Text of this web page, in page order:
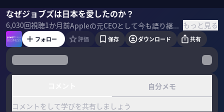
なぜジョブズは日本を愛したのか？
6,030回視聴1か月前 Appleの元CEOとして今も語り継がれるスティーブ・ジョブズ。実は初代マッキントッシュの発表時、デモ画面に「日本の版画」を映し出していた。なぜジョブズはそれほど日本を愛したのか？長年取材を続けた元NHK記者の佐伯健太郎氏に聞いた。 ＜ゲスト＞ 佐伯健太郎｜元・NHK記者 1987年にNHKに入局。主に記者として東京などで勤務しジョブズが日本文化から受けた影響の取材がライフワークになる。番組「日本に憧れ日本に学ぶ〜スティーブ・ジョブズ ものづくりの原点～」と取材の過程を綴ったウェブ記事が大きな反響を呼んだ。Xアカウント：SaekiSJ20 ＜参考書籍＞ 『スティーブ・ジョブズ1.0の真実』 佐伯健太郎（著）晶文社（刊） もっと見る
佐伯健太郎磯貝初奈
フォロー 評価 保存 ダウンロード 共有
自分メモ
コメントをして学びを共有しましょう